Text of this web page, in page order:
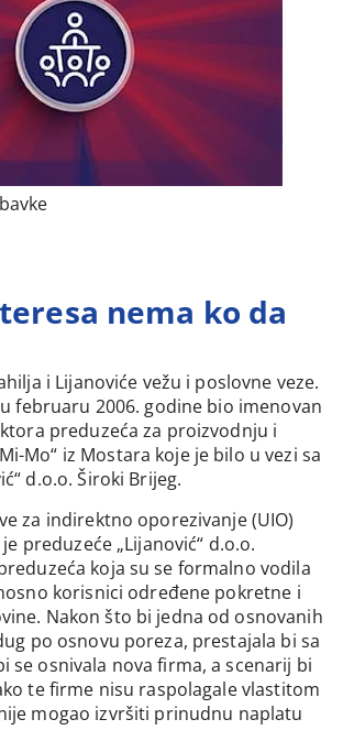
nema ko da
i Lijanoviće vežu i poslovne veze.
februaru 2006. godine bio imenovan
preduzeća za proizvodnju i
Mo“ iz Mostara koje je bilo u vezi sa
d.o.o. Široki Brijeg.
za indirektno oporezivanje (UIO)
preduzeće „Lijanović“ d.o.o.
koja su se formalno vodila
korisnici određene pokretne i
Nakon što bi jedna od osnovanih
po osnovu poreza, prestajala bi sa
se osnivala nova firma, a scenarij bi
te firme nisu raspolagale vlastitom
mogao izvršiti prinudnu naplatu